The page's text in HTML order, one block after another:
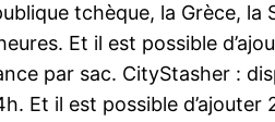
tchèque, la Grèce,
Et il est possible
par sac. CityStasher :
Et il est possible